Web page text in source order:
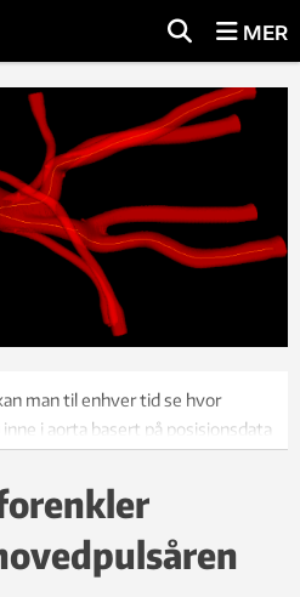
MER
man til enhver tid se hvor
i aorta basert på posisjonsdata